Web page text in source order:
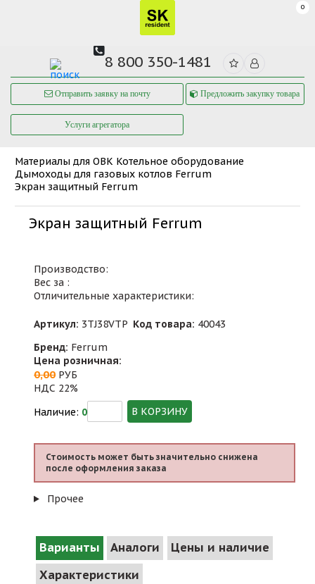
0
8 800 350-1481
Отправить заявку на почту Предложить закупку товара
Услуги агрегатора
Материалы для ОВК Котельное оборудование
Дымоходы для газовых котлов Ferrum
Экран защитный Ferrum
Экран защитный Ferrum
Производство:
Вес за :
Отличительные характеристики:
Артикул: 3TJ38VTP Код товара: 40043
Бренд: Ferrum
Цена розничная:
0,00 РУБ
НДС 22%
Наличие: 0 В КОРЗИНУ
Стоимость может быть значительно снижена
после оформления заказа
Прочее
Варианты Аналоги
Цены и наличие
Характеристики